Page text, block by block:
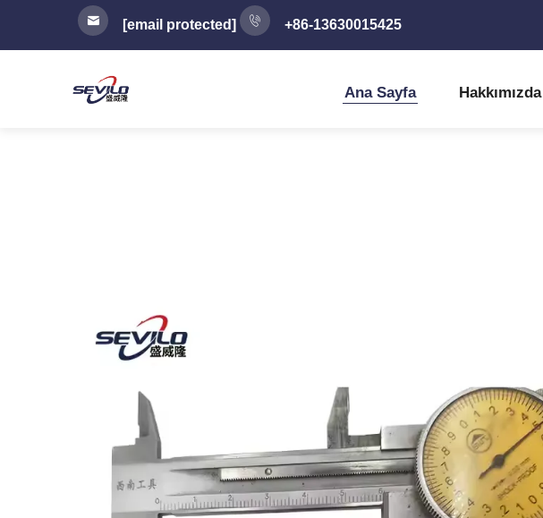
[email protected] +86-13630015425
Ana Sayfa Hakkımızda